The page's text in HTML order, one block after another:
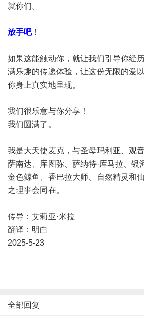
就你们。
放手吧！
如果这能触动你，就让我们引导你经
满乐趣的传递体验，让这份无限的爱
你身上真实地呈现。
我们很乐意与你分享！
我们圆满了。
我是大天使麦克，与圣母玛利亚、观
萨南达、库图弥、萨纳特·库马拉、银
金色鲸鱼、香巴拉大师、自然精灵和
之理事会同在。
传导：艾莉亚·米拉
翻译：明白
2025-5-23
全部回复